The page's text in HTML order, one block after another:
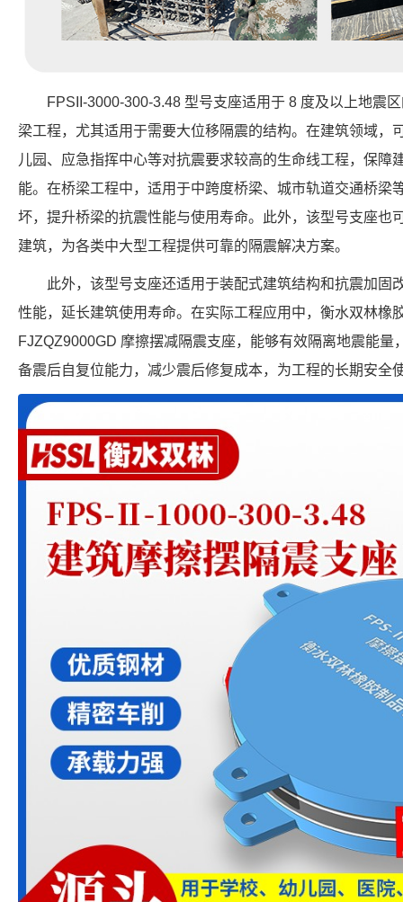
FPSII-3000-300-3.48 型号支座适用于 8 度及以上地震
梁工程，尤其适用于需要大位移隔震的结构。在建筑领域，
儿园、应急指挥中心等对抗震要求较高的生命线工程，保障
能。在桥梁工程中，适用于中跨度桥梁、城市轨道交通桥梁
坏，提升桥梁的抗震性能与使用寿命。此外，该型号支座也
建筑，为各类中大型工程提供可靠的隔震解决方案。
此外，该型号支座还适用于装配式建筑结构和抗震加固
性能，延长建筑使用寿命。在实际工程应用中，衡水双林橡
FJZQZ9000GD 摩擦摆减隔震支座，能够有效隔离地震能量
备震后自复位能力，减少震后修复成本，为工程的长期安全